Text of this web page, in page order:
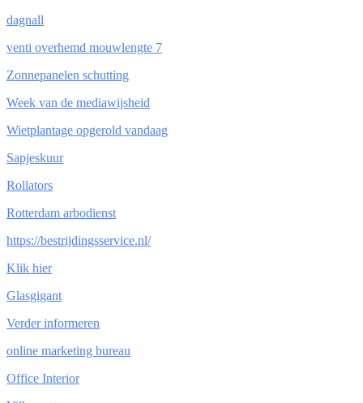
dagnall
venti overhemd mouwlengte 7
Zonnepanelen schutting
Week van de mediawijsheid
Wietplantage opgerold vandaag
Sapjeskuur
Rollators
Rotterdam arbodienst
https://bestrijdingsservice.nl/
Klik hier
Glasgigant
Verder informeren
online marketing bureau
Office Interior